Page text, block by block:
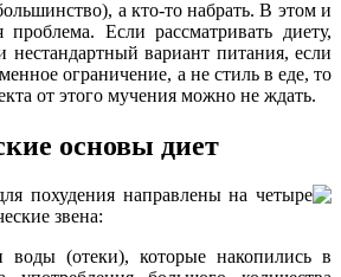
а кто-то набрать. В этом и
проблема. Если рассматривать диету,
нестандартный вариант питания, если
ограничение, а не стиль в еде, то
от этого мучения можно не ждать.
основы диет
похудения направлены на четыре
звена:
воды (отеки), которые накопились в